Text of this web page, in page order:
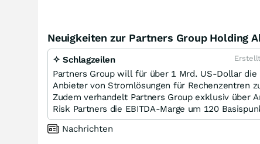
Neuigkeiten zur Partners Group Holding
✧ Schlagzeilen
Partners Group will für über 1 Mrd. US-Dollar
Anbieter von Stromlösungen für Rechenzentren
Zudem verhandelt Partners Group exklusiv über
Risk Partners die EBITDA-Marge um 120
Nachrichten